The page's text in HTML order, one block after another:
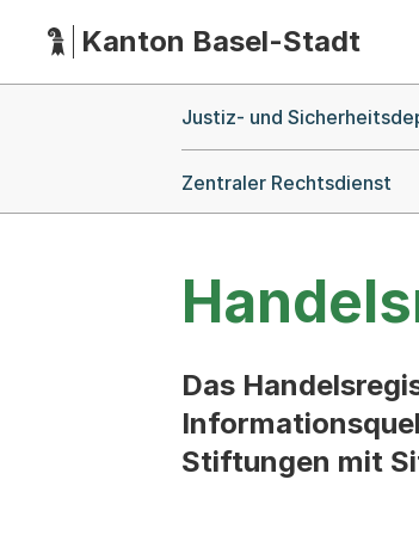
HauptnavigationKanton Basel-Stadt
Justiz- und
Zentraler Rechtsdienst
Das
Stiftungen mit